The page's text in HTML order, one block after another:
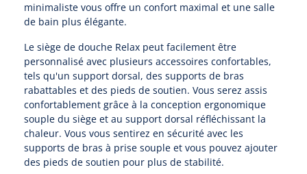
Couvertures alourdies
Coussins de positionnement
Couvertures de soins
Aides techniques pour boire
Gobelets
Dermatoscopes
Sources lumineuses et accessoires
gynécologiques
Source de lumière froide & distributeur mural
Loupes binoculaires
3-parties
Bobath
Portable
Accessoires
Traction
Nettoyage & Désinfection des surfaces
Produits et papier
Essuie-mains
Hygiène féminine
Mouchoirs
Sacs & pots à urine
Lubrifiant
Urinaux
Rinçages
Bassins de lit & seau de toilette
Pieds à perfusion
Accessoires matériel d'injection
Tampons de cellulose
Conteneurs à aiguilles et accessoires
Oreillers
Matelas & protège-matelas
Lits
Cabinet médical
Tables d'examen
Pinces à ongles
Extracteurs d’agrafes
Bistouri
Lames bistouri
Attelles pour doigts
Attelles pour chevilles
Compresses & bandages
Pansements gras
Compresses de gaze
minimaliste vous offre un confort maximal et une salle
de bain plus élégante.
Le siège de douche Relax peut facilement être
personnalisé avec plusieurs accessoires confortables,
tels qu'un support dorsal, des supports de bras
rabattables et des pieds de soutien. Vous serez assis
confortablement grâce à la conception ergonomique
souple du siège et au support dorsal réfléchissant la
chaleur. Vous vous sentirez en sécurité avec les
supports de bras à prise souple et vous pouvez ajouter
des pieds de soutien pour plus de stabilité.